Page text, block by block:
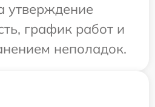
утверждение
график работ и
неполадок.